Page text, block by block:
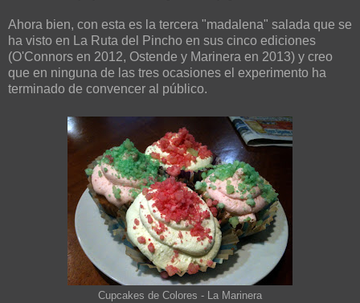
Ahora bien, con esta es la tercera "madalena" salada que se
ha visto en La Ruta del Pincho en sus cinco ediciones
(O'Connors en 2012, Ostende y Marinera en 2013) y creo
que en ninguna de las tres ocasiones el experimento ha
terminado de convencer al público.
Cupcakes de Colores - La Marinera